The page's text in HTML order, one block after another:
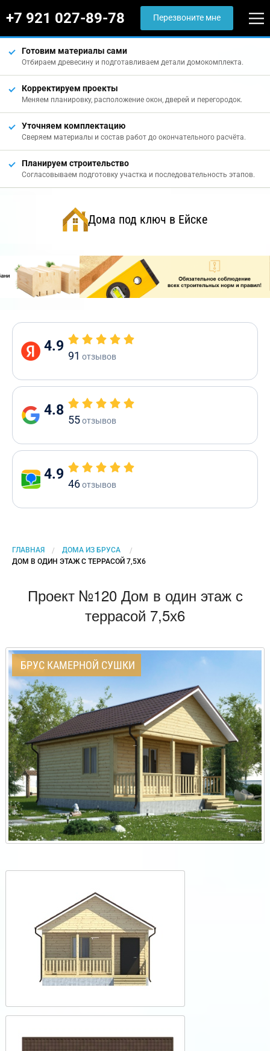
+7 921 027-89-78 Перезвоните мне
Готовим материалы сами
Отбираем древесину и подготавливаем детали домокомплекта.
Корректируем проекты
Меняем планировку, расположение окон, дверей и перегородок.
Уточняем комплектацию
Сверяем материалы и состав работ до окончательного расчёта.
Планируем строительство
Согласовываем подготовку участка и последовательность этапов.
Дома под ключ в Ейске
4.9
91 отзывов
4.8
55отзывов
4.9
46отзывов
ГЛАВНАЯ
ДОМА ИЗ БРУСА
CURRENT:
ДОМ В ОДИН ЭТАЖ С ТЕРРАСОЙ 7,5Х6
Проект №120 Дом в один этаж с
террасой 7,5х6
БРУС КАМЕРНОЙ СУШКИ